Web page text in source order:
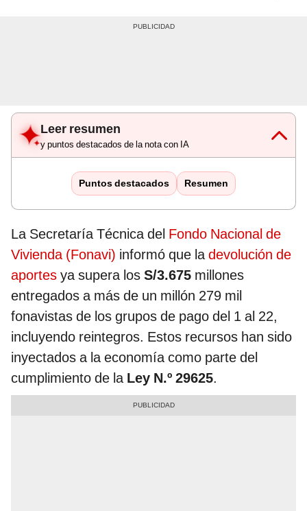
Leer resumen
y puntos destacados de la nota con IA
Puntos destacados Resumen
La Secretaría Técnica del Fondo Nacional de
Vivienda (Fonavi) informó que ladevolución de
aportes ya supera los S/3.675 millones
entregados a más de un millón 279 mil
fonavistas de los grupos de pago del 1 al 22,
incluyendo reintegros. Estos recursos han sido
inyectados a la economía como parte del
cumplimiento de la Ley N.º 29625.